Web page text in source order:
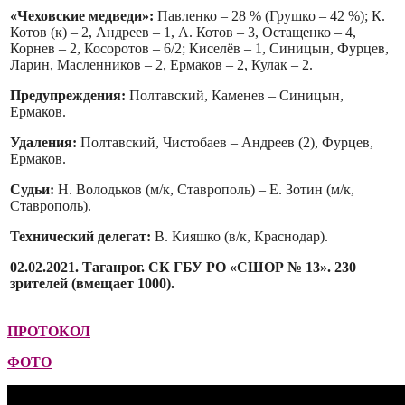
«Чеховские медведи»: Павленко – 28 % (Грушко – 42 %); К.
Котов (к) – 2, Андреев – 1, А. Котов – 3, Остащенко – 4,
Корнев – 2, Косоротов – 6/2; Киселёв – 1, Синицын, Фурцев,
Ларин, Масленников – 2, Ермаков – 2, Кулак – 2.
Предупреждения: Полтавский, Каменев – Синицын,
Ермаков.
Удаления: Полтавский, Чистобаев – Андреев (2), Фурцев,
Ермаков.
Судьи: Н. Володьков (м/к, Ставрополь) – Е. Зотин (м/к,
Ставрополь).
Технический делегат: В. Кияшко (в/к, Краснодар).
02.02.2021. Таганрог. СК ГБУ РО «СШОР № 13». 230
зрителей (вмещает 1000).
ПРОТОКОЛ
ФОТО